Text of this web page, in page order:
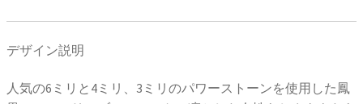
デザイン説明
人気の6ミリと4ミリ、3ミリのパワーストーンを使用した鳳